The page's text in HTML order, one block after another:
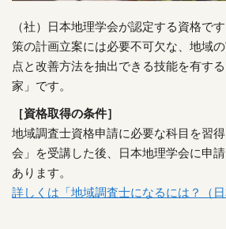
（社）日本地理学会が認定する資格で
策の計画立案には必要不可欠な、地域
点と改善方法を抽出できる技能を有す
家」です。
［資格取得の条件］
地域調査士資格申請に必要な科目を習
会」を受講した後、日本地理学会に申
あります。
詳しくは「地域調査士になるには？（日